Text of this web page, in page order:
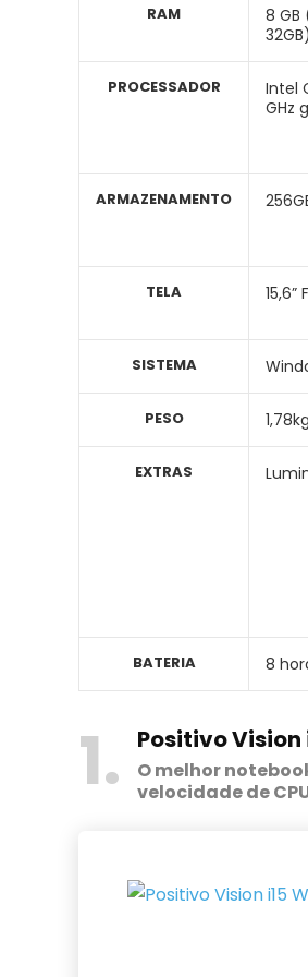
RAM
PROCESSADOR
ARMAZENAMENTO
TELA
SISTEMA
PESO
EXTRAS
BATERIA
8 GB
32GB)
Intel
GHz
1,78kg
8
1 Positivo Vision
O melhor
velocidade de